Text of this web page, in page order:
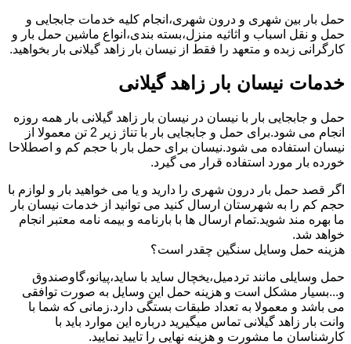
حمل بار بین شهری و درون شهری،انجام کلیه خدمات جابجایی و
حمل و نقل اسباب و اثاثیه منزل،بسته بندی،انواع ماشین حمل بار و
کارگرانی زبده و متعهد را فقط از نیسان بار زاهد گیلانی بار بخواهید.
خدمات نیسان بار زاهد گیلانی
حمل و جابجایی بار با نیسان در نیسان بار زاهد گیلانی بار همه روزه
انجام می شود.برای حمل و جابجایی بار با تناژ زیر 2 تن معمولا از
نیسان استفاده می شود.نیسان برای حمل بار با حجم کم و اصطلاحا
خورده بار مورد استفاده قرار می گیرد.
اگر قصد حمل بار درون شهری را دارید و یا می خواهید بار و لوازم با
حجم کم را به شهرستان ارسال کنید می توانید از خدمات نیسان بار
ما بهره مند شوید.تمام ارسال ها با بارنامه و بیمه نامه معتبر انجام
خواهد شد.
هزینه حمل وسایل سنگین چقدر است؟
حمل وسایلی مانند تردمیل،یخچال ساید با ساید،پیانو،گاوصندوق
و...بسیار مشکل است و هزینه حمل این وسایل به صورت توافقی
می باشد و معمولا به تعداد طبقات بستگی دارد.زمانی که شما با
وانت بار زاهد گیلانی تماس میگیرید درباره این موارد باید با
کارشناسان ما مشورت و هزینه نهایی را تایید نمایید.